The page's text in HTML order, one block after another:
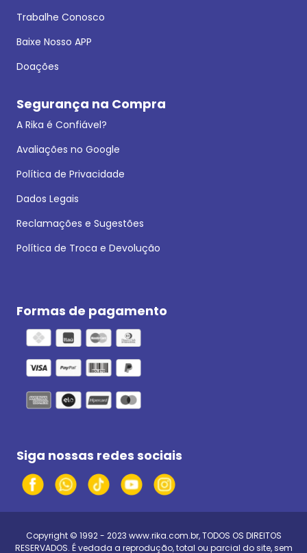
Trabalhe Conosco
Baixe Nosso APP
Doações
Segurança na Compra
A Rika é Confiável?
Avaliações no Google
Política de Privacidade
Dados Legais
Reclamações e Sugestões
Política de Troca e Devolução
Formas de pagamento
Siga nossas redes sociais
Copyright © 1992 - 2023 www.rika.com.br, TODOS OS DIREITOS
RESERVADOS. É vedada a reprodução, total ou parcial do site, sem